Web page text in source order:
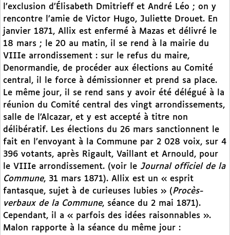
l’exclusion d’Élisabeth Dmitrieff et André Léo ; on y
rencontre l’amie de Victor Hugo, Juliette Drouet. En
janvier 1871, Allix est enfermé à Mazas et délivré le
18 mars ; le 20 au matin, il se rend à la mairie du
VIIIe arrondissement : sur le refus du maire,
Denormandie, de procéder aux élections au Comité
central, il le force à démissionner et prend sa place.
Le même jour, il se rend sans y avoir été délégué à la
réunion du Comité central des vingt arrondissements,
salle de l’Alcazar, et y est accepté à titre non
délibératif. Les élections du 26 mars sanctionnent le
fait en l’envoyant à la Commune par 2 028 voix, sur 4
396 votants, après Rigault, Vaillant et Arnould, pour
le VIIIe arrondissement. (voir le Journal officiel de la
Commune, 31 mars 1871). Allix est un « esprit
fantasque, sujet à de curieuses lubies » (Procès-
verbaux de la Commune, séance du 2 mai 1871).
Cependant, il a « parfois des idées raisonnables ».
Malon rapporte à la séance du même jour :